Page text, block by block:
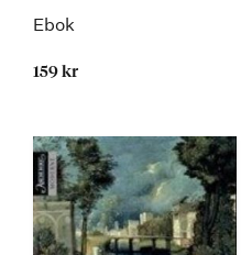
Ebok
159 kr